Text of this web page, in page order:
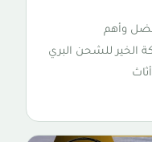
وأهم
الخير للشحن البري